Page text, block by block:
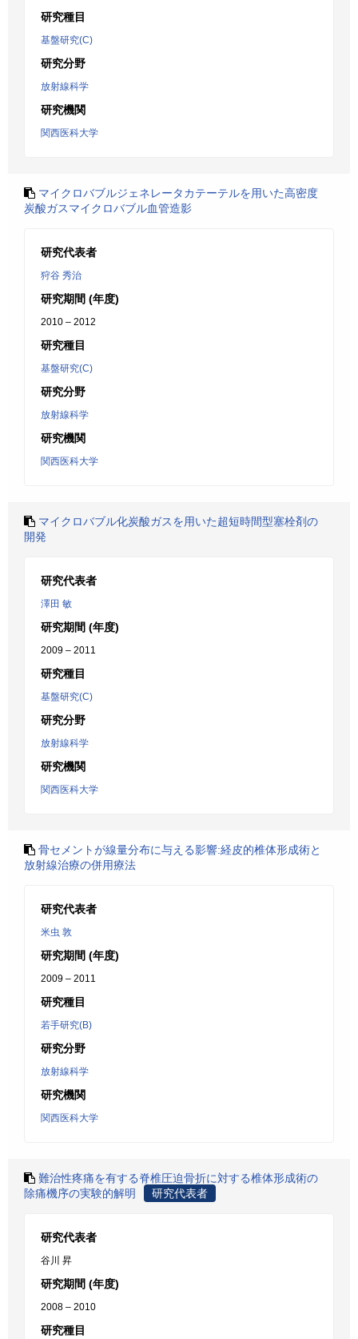
研究種目
基盤研究(C)
研究分野
放射線科学
研究機関
関西医科大学
マイクロバブルジェネレータカテーテルを用いた高密度
炭酸ガスマイクロバブル血管造影
研究代表者
狩谷 秀治
研究期間 (年度)
2010 – 2012
研究種目
基盤研究(C)
研究分野
放射線科学
研究機関
関西医科大学
マイクロバブル化炭酸ガスを用いた超短時間型塞栓剤の
開発
研究代表者
澤田 敏
研究期間 (年度)
2009 – 2011
研究種目
基盤研究(C)
研究分野
放射線科学
研究機関
関西医科大学
骨セメントが線量分布に与える影響:経皮的椎体形成術と
放射線治療の併用療法
研究代表者
米虫 敦
研究期間 (年度)
2009 – 2011
研究種目
若手研究(B)
研究分野
放射線科学
研究機関
関西医科大学
難治性疼痛を有する脊椎圧迫骨折に対する椎体形成術の
除痛機序の実験的解明
研究代表者
研究代表者
谷川 昇
研究期間 (年度)
2008 – 2010
研究種目